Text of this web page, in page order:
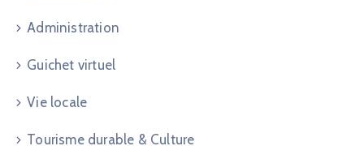
Administration
Guichet virtuel
Vie locale
Tourisme durable & Culture